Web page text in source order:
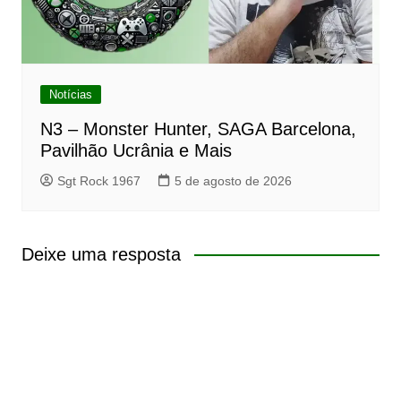
Notícias
N3 – Monster Hunter, SAGA Barcelona,
Pavilhão Ucrânia e Mais
Sgt Rock 1967 5 de agosto de 2026
Deixe uma resposta